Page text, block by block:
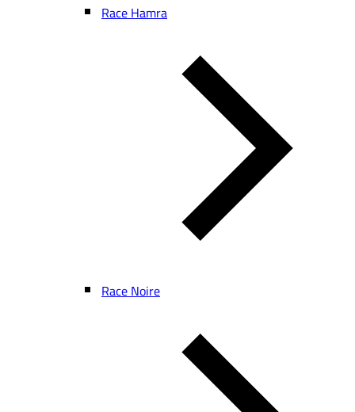
Race Hamra
Race Noire